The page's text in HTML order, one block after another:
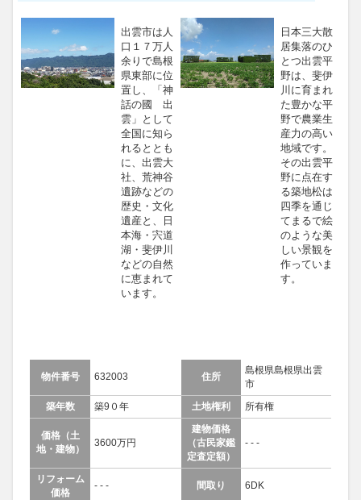
出雲市は人
口１７万人
余りで島根
県東部に位
置し、「神
話の國 出
雲」として
全国に知ら
れるととも
に、出雲大
社、荒神谷
遺跡などの
歴史・文化
遺産と、日
本海・宍道
湖・斐伊川
などの自然
に恵まれて
います。
日本三大散
居集落のひ
とつ出雲平
野は、斐伊
川に育まれ
た豊かな平
野で農業生
産力の高い
地域です。
その出雲平
野に点在す
る築地松は
四季を通じ
てまるで絵
のような美
しい景観を
作っていま
す。
物件番号 632003 住所
島根県島根県出雲
市
築年数
築9０年 土地権利 所有権
価格（土
地・建物）
3600万円
建物価格
（古民家鑑
定査定額）
- - -
リフォーム
価格
- - - 間取り 6DK